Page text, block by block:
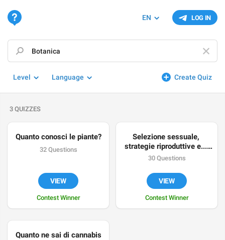
LOG IN
EN
Create Quiz
Level Language
3 QUIZZES
Quanto conosci le piante?
32 Questions
VIEW
Contest Winner
Selezione sessuale,
strategie riproduttive e...
tanto altro!
30 Questions
VIEW
Contest Winner
Quanto ne sai di cannabis